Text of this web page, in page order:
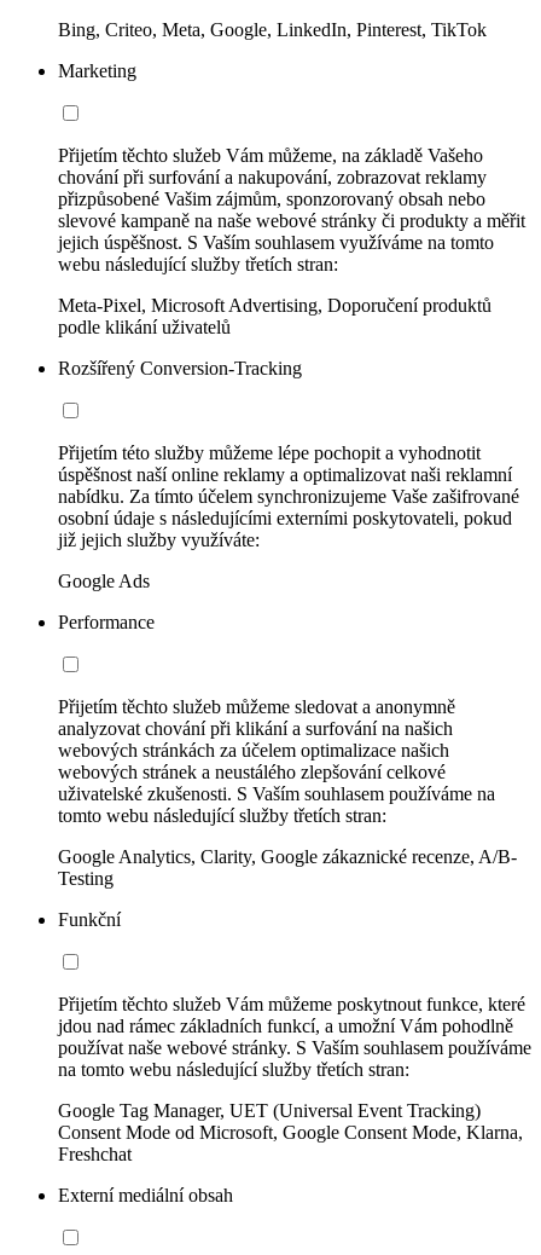
Bing, Criteo, Meta, Google, LinkedIn, Pinterest, TikTok
Marketing
Přijetím těchto služeb Vám můžeme, na základě Vašeho
chování při surfování a nakupování, zobrazovat reklamy
přizpůsobené Vašim zájmům, sponzorovaný obsah nebo
slevové kampaně na naše webové stránky či produkty a měřit
jejich úspěšnost. S Vaším souhlasem využíváme na tomto
webu následující služby třetích stran:
Meta-Pixel, Microsoft Advertising, Doporučení produktů
podle klikání uživatelů
Rozšířený Conversion-Tracking
Přijetím této služby můžeme lépe pochopit a vyhodnotit
úspěšnost naší online reklamy a optimalizovat naši reklamní
nabídku. Za tímto účelem synchronizujeme Vaše zašifrované
osobní údaje s následujícími externími poskytovateli, pokud
již jejich služby využíváte:
Google Ads
Performance
Přijetím těchto služeb můžeme sledovat a anonymně
analyzovat chování při klikání a surfování na našich
webových stránkách za účelem optimalizace našich
webových stránek a neustálého zlepšování celkové
uživatelské zkušenosti. S Vaším souhlasem používáme na
tomto webu následující služby třetích stran:
Google Analytics, Clarity, Google zákaznické recenze, A/B-
Testing
Funkční
Přijetím těchto služeb Vám můžeme poskytnout funkce, které
jdou nad rámec základních funkcí, a umožní Vám pohodlně
používat naše webové stránky. S Vaším souhlasem používáme
na tomto webu následující služby třetích stran:
Google Tag Manager, UET (Universal Event Tracking)
Consent Mode od Microsoft, Google Consent Mode, Klarna,
Freshchat
Externí mediální obsah